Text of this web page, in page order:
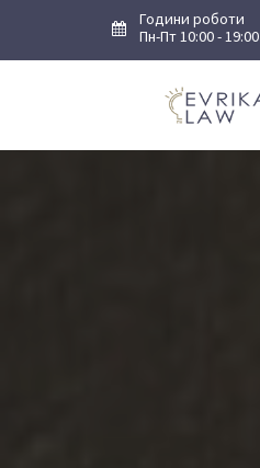
content
Години роботи
Пн-Пт 10:00 - 19:00